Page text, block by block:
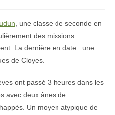
, une classe de seconde en
des missions
La dernière en date : une
de Cloyes.
ont passé 3 heures dans les
avec deux ânes de
Un moyen atypique de